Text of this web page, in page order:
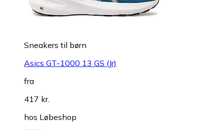
Sneakers til børn
Asics GT-1000 13 GS (Jr)
fra
417 kr.
hos Løbeshop